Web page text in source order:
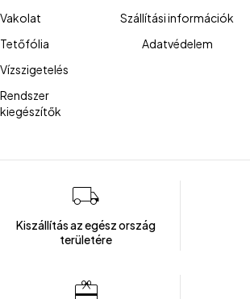
Vakolat
Tetőfólia
Vízszigetelés
Rendszer
kiegészítők
Szállítási információk
Adatvédelem
Kiszállítás az egész ország
területére